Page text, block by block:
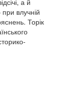
а й
влучній
Торік